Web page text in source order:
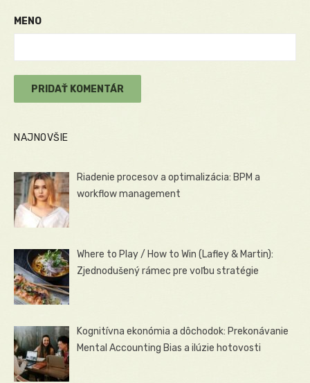
MENO
NAJNOVŠIE
Riadenie procesov a optimalizácia: BPM a
workflow management
Where to Play / How to Win (Lafley & Martin):
Zjednodušený rámec pre voľbu stratégie
Kognitívna ekonómia a dôchodok: Prekonávanie
Mental Accounting Bias a ilúzie hotovosti